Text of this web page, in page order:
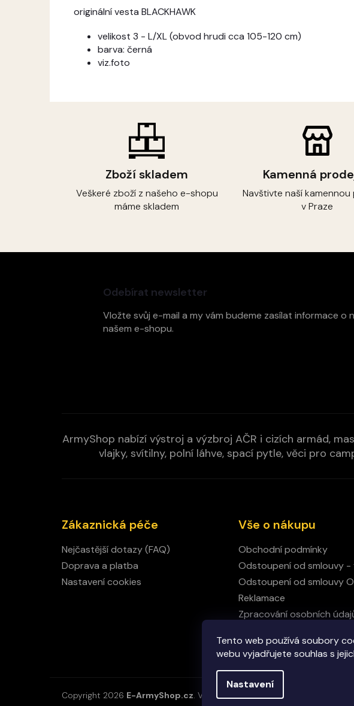
Tento web používá soubory
webu vyjadřujete souhlas s
Nastavení
Zboží skladem
Veškeré zboží z našeho e-shopu
máme skladem
Kamenná
Navštivte naší
v Praze
originální vesta BLACKHAWK
velikost 3 - L/XL (obvod hrudi cca 105-120 cm)
barva: černá
viz.foto
Odebírat newsletter
Vložte svůj e-mail a my vám budeme zasílat informace o
našem e-shopu.
ArmyShop nabízí výstroj a výzbroj AČR i cizích armád,
vlajky, svítilny, polní láhve, spací pytle, věci pro
Zákaznická péče
Nejčastější dotazy (FAQ)
Doprava a platba
Nastavení cookies
Vše o nákupu
Obchodní podmínky
Odstoupení od smlouvy -
Odstoupení od smlouvy
Reklamace
Zpracování osobních
Kontakt
Copyright 2026 E-ArmyShop.cz. Všechna práva vyhrazena.